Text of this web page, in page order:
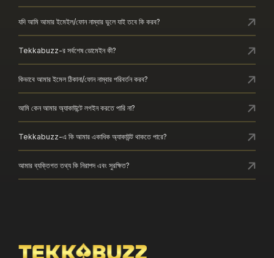
যদি আমি আমার ইমেইল/ফোন নাম্বার ভুলে যাই তবে কি করব?
Tekkabuzz-র সর্বশেষ ডোমেইন কী?
কিভাবে আমার ইমেল ঠিকানা/ফোন নাম্বার পরিবর্তন করব?
আমি কেন আমার অ্যাকাউন্টে লগইন করতে পারি না?
Tekkabuzz-এ কি আমার একাধিক অ্যাকাউন্ট থাকতে পারে?
আমার ব্যক্তিগত তথ্য কি নিরাপদ এবং সুরক্ষিত?